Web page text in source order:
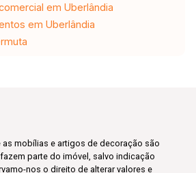
em Uberlândia
em Uberlândia
as mobílias e artigos de decoração são
parte do imóvel, salvo indicação
nos o direito de alterar valores e